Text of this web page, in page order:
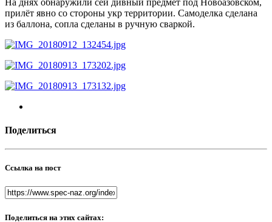
прилёт явно со стороны укр территории. Самоделка сделана
из баллона, сопла сделаны в ручную сваркой.
Поделиться
Ссылка на пост
Поделиться на этих сайтах: